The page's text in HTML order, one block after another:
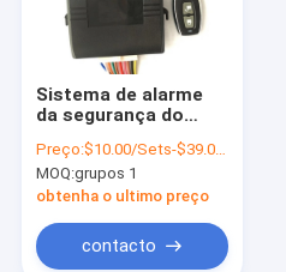
Sistema de alarme
da segurança do
monitoração central
de seguimento do
combustível do
fechamento de GPS
Preço:$10.00/Sets-$39.00/Sets
MOQ:grupos 1
obtenha o ultimo preço
contacto